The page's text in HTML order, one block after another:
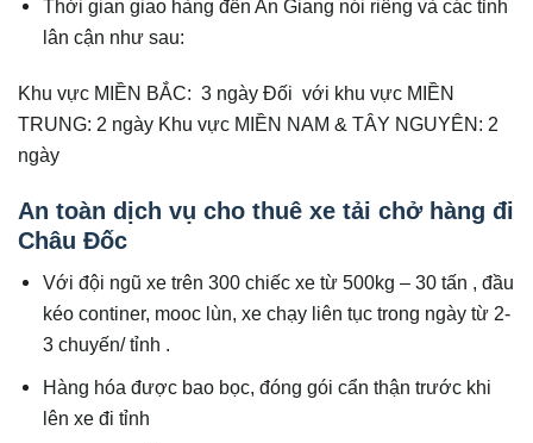
Thời gian giao hàng đến An Giang nói riêng và các tỉnh
lân cận như sau:
Khu vực MIỀN BẮC: 3 ngày Đối với khu vực MIỀN
TRUNG: 2 ngày Khu vực MIỀN NAM & TÂY NGUYÊN: 2
ngày
An toàn dịch vụ cho thuê xe tải chở hàng đi
Châu Đốc
Với đội ngũ xe trên 300 chiếc xe từ 500kg – 30 tấn , đầu
kéo continer, mooc lùn, xe chạy liên tục trong ngày từ 2-
3 chuyến/ tỉnh .
Hàng hóa được bao bọc, đóng gói cẩn thận trước khi
lên xe đi tỉnh